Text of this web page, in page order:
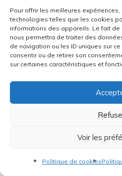
Pour offrir les meilleures
technologies telles que les cookies
informations des appareils. Le fait
nous permettra de traiter des
de navigation ou les ID uniques sur
consentir ou de retirer son
sur certaines caractéristiques et
Voir les
Politique de cookies
Réalisation
Radius Design